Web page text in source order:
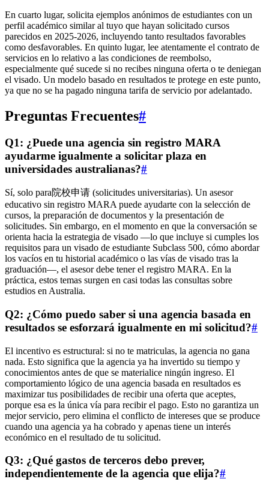
En cuarto lugar, solicita ejemplos anónimos de estudiantes con un
perfil académico similar al tuyo que hayan solicitado cursos
parecidos en 2025-2026, incluyendo tanto resultados favorables
como desfavorables. En quinto lugar, lee atentamente el contrato de
servicios en lo relativo a las condiciones de reembolso,
especialmente qué sucede si no recibes ninguna oferta o te deniegan
el visado. Un modelo basado en resultados te protege en este punto,
ya que no se ha pagado ninguna tarifa de servicio por adelantado.
Preguntas Frecuentes#
Q1: ¿Puede una agencia sin registro MARA
ayudarme igualmente a solicitar plaza en
universidades australianas?#
Sí, solo para院校申请 (solicitudes universitarias). Un asesor
educativo sin registro MARA puede ayudarte con la selección de
cursos, la preparación de documentos y la presentación de
solicitudes. Sin embargo, en el momento en que la conversación se
orienta hacia la estrategia de visado —lo que incluye si cumples los
requisitos para un visado de estudiante Subclass 500, cómo abordar
los vacíos en tu historial académico o las vías de visado tras la
graduación—, el asesor debe tener el registro MARA. En la
práctica, estos temas surgen en casi todas las consultas sobre
estudios en Australia.
Q2: ¿Cómo puedo saber si una agencia basada en
resultados se esforzará igualmente en mi solicitud?#
El incentivo es estructural: si no te matriculas, la agencia no gana
nada. Esto significa que la agencia ya ha invertido su tiempo y
conocimientos antes de que se materialice ningún ingreso. El
comportamiento lógico de una agencia basada en resultados es
maximizar tus posibilidades de recibir una oferta que aceptes,
porque esa es la única vía para recibir el pago. Esto no garantiza un
mejor servicio, pero elimina el conflicto de intereses que se produce
cuando una agencia ya ha cobrado y apenas tiene un interés
económico en el resultado de tu solicitud.
Q3: ¿Qué gastos de terceros debo prever,
independientemente de la agencia que elija?#